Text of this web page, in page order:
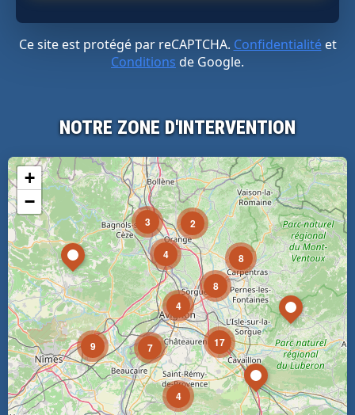
Ce site est protégé par reCAPTCHA. Confidentialitéet
Conditions de Google.
NOTRE ZONE D'INTERVENTION
3
4
9 7
2
4
4
17
8
8
+
−